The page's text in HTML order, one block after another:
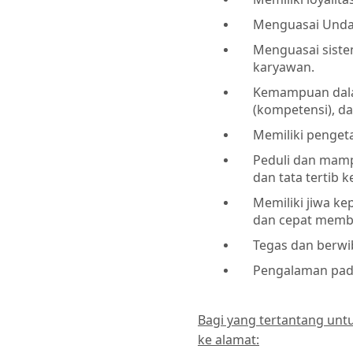
Menguasai
Menguasai
karyawan.
Kemampuan
(kompetensi),
Memiliki
Peduli dan
dan tata tertib
Memiliki jiwa
dan cepat
Tegas dan
Pengalaman
Bagi yang tertantang
ke alamat: